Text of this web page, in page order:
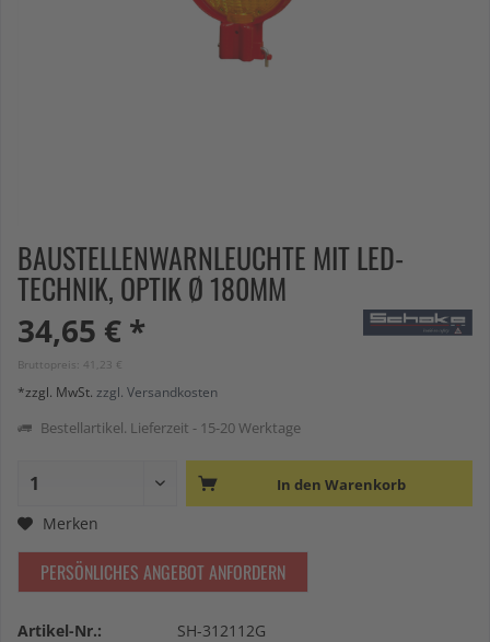
BAUSTELLENWARNLEUCHTE MIT LED-
TECHNIK, OPTIK Ø 180MM
34,65 € *
Bruttopreis: 41,23 €
*zzgl. MwSt. zzgl. Versandkosten
Bestellartikel. Lieferzeit - 15-20 Werktage
In den Warenkorb
Merken
PERSÖNLICHES ANGEBOT ANFORDERN
Artikel-Nr.: SH-312112G